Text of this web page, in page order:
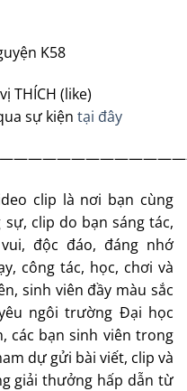
K58
THÍCH (like)
sự kiện tại đây
clip là nơi bạn cùng
clip do bạn sáng tác,
độc đáo, đáng nhớ
công tác, học, chơi và
sinh viên đầy màu sắc
ngôi trường Đại học
các bạn sinh viên trong
dự gửi bài viết, clip và
giải thưởng hấp dẫn từ